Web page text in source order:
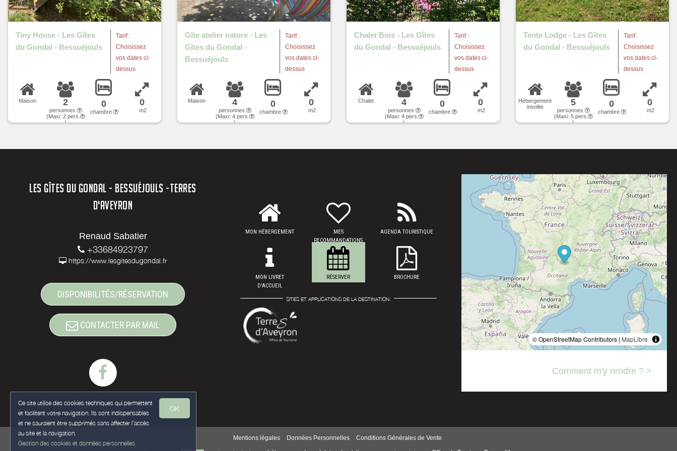
Ce site utilise des cookies techniques qui permettent
et facilitent votre navigation. Ils sont indispensables
et ne sauraient être supprimés sans affecter l’accès
au site et la navigation.
Gestion des cookies et données personnelles
OK
Tiny House - Les Gîtes
du Gondal - Bessuéjouls
Tarif :
Choisissez
vos dates ci-
dessus
Maison 2
personnes
(Maxi: 2 pers.
)
0
chambre
0
m2
Gîte atelier nature - Les
Gîtes du Gondal -
Bessuéjouls
Tarif :
Choisissez
vos dates ci-
dessus
Maison 4
personnes
(Maxi: 4 pers.
)
0
chambre
0
m2
Chalet Bois - Les Gîtes
du Gondal - Bessuéjouls
Tarif :
Choisissez
vos dates ci-
dessus
Chalet 4
personnes
(Maxi: 4 pers.
)
0
chambre
0
m2
Tente Lodge - Les Gîtes
du Gondal - Bessuéjouls
Tarif :
Choisissez
vos dates ci-
dessus
Hébergement
insolite
5
personnes
(Maxi: 5 pers.
)
0
chambre
0
m2
LES GÎTES DU GONDAL - BESSUÉJOULS -TERRES
D'AVEYRON
Renaud Sabatier
+33684923797
https://www.lesgitesdugondal.fr
DISPONIBILITÉS/RÉSERVATION
CONTACTER PAR MAIL
MON HÉBERGEMENT
MES
RECOMMANDATIONS
AGENDA TOURISTIQUE
MON LIVRET
D'ACCUEIL
RÉSERVER BROCHURE
SITES ET APPLICATIONS DE LA DESTINATION:
© OpenStreetMap Contributors | MapLibre
Comment m'y rendre ? >
Mentions légales Données Personnelles Conditions Générales de Vente